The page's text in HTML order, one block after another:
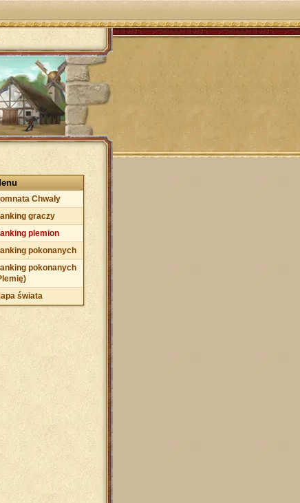
Chwały
graczy
plemion
pokonanych
pokonanych
świata